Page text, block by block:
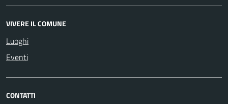
VIVERE IL COMUNE
Luoghi
Eventi
CONTATTI